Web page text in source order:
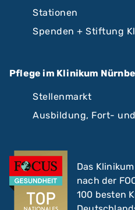
Stationen
Spenden + Stiftung
Pflege im Klinikum
Stellenmarkt
Ausbildung, Fort-
Das
nach der
100 besten